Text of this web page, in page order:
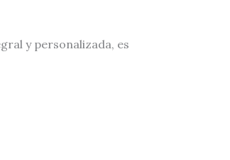
y personalizada, es